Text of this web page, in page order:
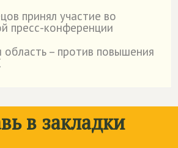
принял участие во
пресс-конференции
область – против повышения
в закладки